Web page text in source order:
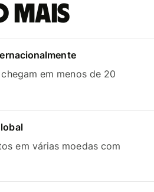
mais
em menos de 20
em várias moedas com